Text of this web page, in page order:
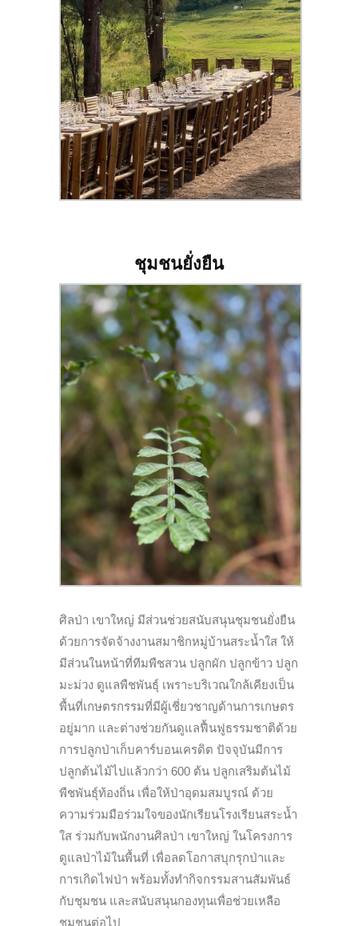
ชุมชนยั่งยืน
ศิลป่า เขาใหญ่ มีส่วนช่วยสนับสนุนชุมชนยั่งยืน
ด้วยการจัดจ้างงานสมาชิกหมู่บ้านสระน้ำใส ให้
มีส่วนในหน้าที่ทีมพืชสวน ปลูกผัก ปลูกข้าว ปลูก
มะม่วง ดูแลพืชพันธ์ุ เพราะบริเวณใกล้เคียงเป็น
พื้นที่เกษตรกรรมที่มีผู้เชี่ยวชาญด้านการเกษตร
อยู่มาก และต่างช่วยกันดูแลฟื้นฟูธรรมชาติด้วย
การปลูกป่าเก็บคาร์บอนเครดิต ปัจจุบันมีการ
ปลูกต้นไม้ไปแล้วกว่า 600 ต้น ปลูกเสริมต้นไม้
พืชพันธ์ุท้องถิ่น เพื่อให้ป่าอุดมสมบูรณ์ ด้วย
ความร่วมมือร่วมใจของนักเรียนโรงเรียนสระน้ำ
ใส ร่วมกับพนักงานศิลป่า เขาใหญ่ ในโครงการ
ดูแลป่าไม้ในพื้นที่ เพื่อลดโอกาสบุกรุกป่าและ
การเกิดไฟป่า พร้อมทั้งทำกิจกรรมสานสัมพันธ์
กับชุมชน และสนับสนุนกองทุนเพื่อช่วยเหลือ
ชุมชนต่อไป